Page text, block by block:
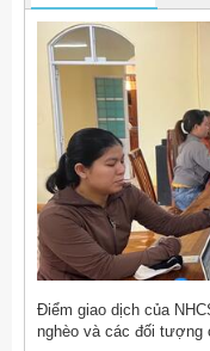
Điểm giao dịch của
nghèo và các đối tượng